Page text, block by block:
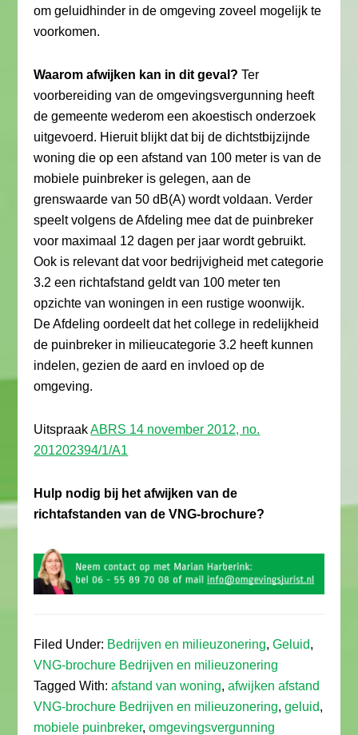
om geluidhinder in de omgeving zoveel mogelijk te
voorkomen.
Waarom afwijken kan in dit geval?Ter
voorbereiding van de omgevingsvergunning heeft
de gemeente wederom een akoestisch onderzoek
uitgevoerd. Hieruit blijkt dat bij de dichtstbijzijnde
woning die op een afstand van 100 meter is van de
mobiele puinbreker is gelegen, aan de
grenswaarde van 50 dB(A) wordt voldaan. Verder
speelt volgens de Afdeling mee dat de puinbreker
voor maximaal 12 dagen per jaar wordt gebruikt.
Ook is relevant dat voor bedrijvigheid met categorie
3.2 een richtafstand geldt van 100 meter ten
opzichte van woningen in een rustige woonwijk.
De Afdeling oordeelt dat het college in redelijkheid
de puinbreker in milieucategorie 3.2 heeft kunnen
indelen, gezien de aard en invloed op de
omgeving.
UitspraakABRS 14 november 2012, no.
201202394/1/A1
Hulp nodig bij het afwijken van de
richtafstanden van de VNG-brochure?
Filed Under: Bedrijven en milieuzonering,Geluid,
VNG-brochure Bedrijven en milieuzonering
Tagged With:afstand van woning,afwijken afstand
VNG-brochure Bedrijven en milieuzonering,geluid,
mobiele puinbreker,omgevingsvergunning